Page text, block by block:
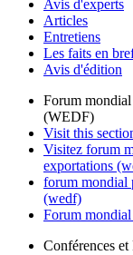
Avis d'experts
Articles
Entretiens
Les faits en
Avis d'édition
Forum
(WEDF)
Visit this
Visitez forum
exportations
forum mondial
(wedf)
Forum
Conférences